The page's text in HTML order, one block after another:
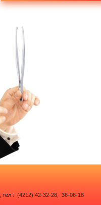
, тел.: (4212) 42-32-28 36-06-18